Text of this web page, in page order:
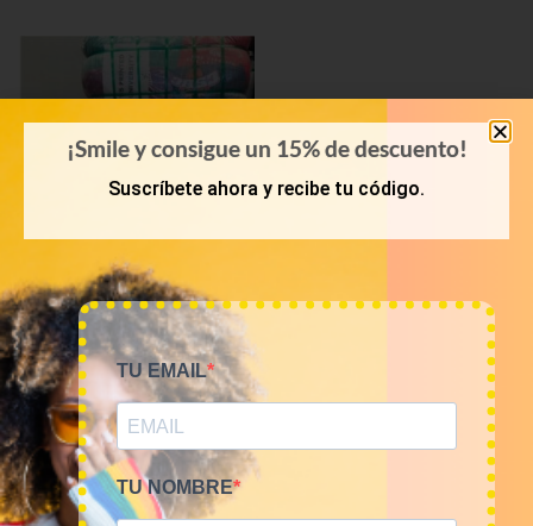
PRIMAVERA-VERANO
Bala 45kg camisetas USA
Sports 16€/kg
720,00€ (sin IVA)
¡Smile y consigue un 15% de descuento!
Suscríbete ahora y recibe tu código.
TU EMAIL
TU NOMBRE